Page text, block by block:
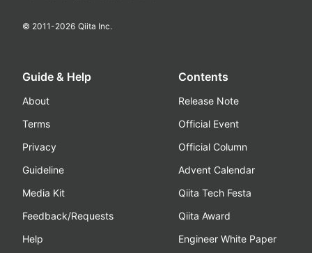
© 2011-2026 Qiita Inc.
Guide & Help
About
Terms
Privacy
Guideline
Media Kit
Feedback/Requests
Help
Contents
Release Note
Official Event
Official Column
Advent Calendar
Qiita Tech Festa
Qiita Award
Engineer White Paper